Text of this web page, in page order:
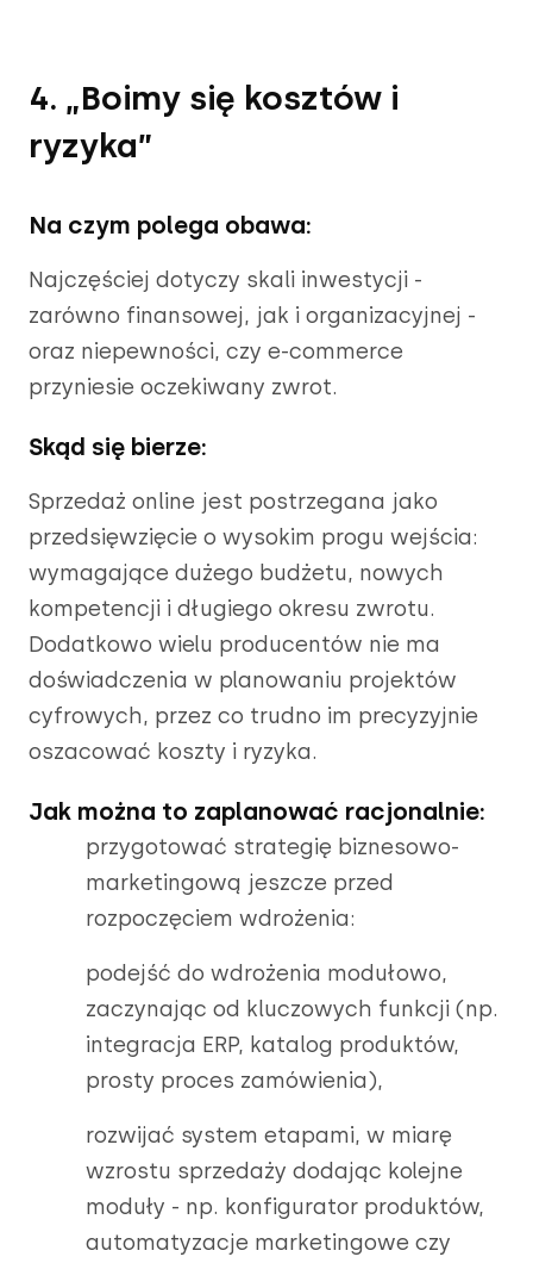
4. „Boimy się kosztów i
ryzyka”
Na czym polega obawa:
Najczęściej dotyczy skali inwestycji -
zarówno finansowej, jak i organizacyjnej -
oraz niepewności, czy e-commerce
przyniesie oczekiwany zwrot.
Skąd się bierze:
Sprzedaż online jest postrzegana jako
przedsięwzięcie o wysokim progu wejścia:
wymagające dużego budżetu, nowych
kompetencji i długiego okresu zwrotu.
Dodatkowo wielu producentów nie ma
doświadczenia w planowaniu projektów
cyfrowych, przez co trudno im precyzyjnie
oszacować koszty i ryzyka.
Jak można to zaplanować racjonalnie:
przygotować strategię biznesowo-
marketingową jeszcze przed
rozpoczęciem wdrożenia:
podejść do wdrożenia modułowo,
zaczynając od kluczowych funkcji (np.
integracja ERP, katalog produktów,
prosty proces zamówienia),
rozwijać system etapami, w miarę
wzrostu sprzedaży dodając kolejne
moduły - np. konfigurator produktów,
automatyzacje marketingowe czy